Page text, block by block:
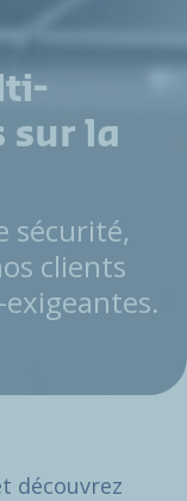
sur la
sécurité,
clients
découvrez